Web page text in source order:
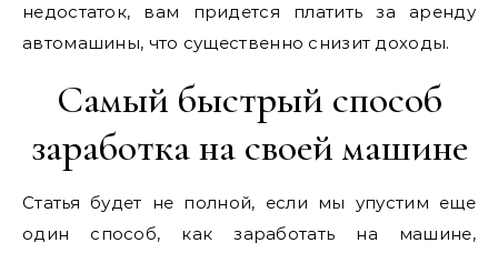
недостаток, вам придется платить за аренду
автомашины, что существенно снизит доходы.
Самый быстрый способ
заработка на своей машине
Статья будет не полной, если мы упустим еще
один способ, как заработать на машине,